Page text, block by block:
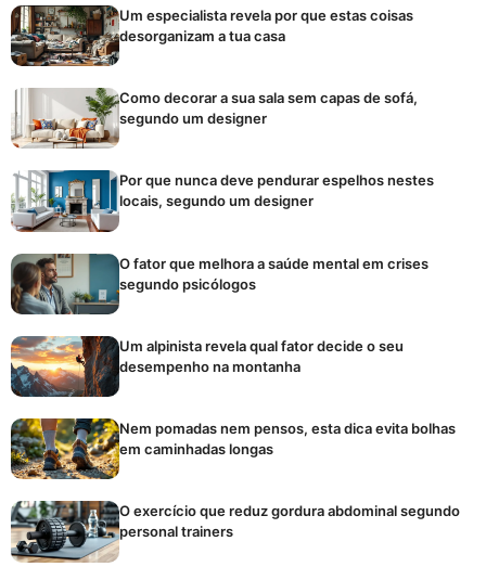
Um especialista revela por que estas coisas
desorganizam a tua casa
Como decorar a sua sala sem capas de sofá,
segundo um designer
Por que nunca deve pendurar espelhos nestes
locais, segundo um designer
O fator que melhora a saúde mental em crises
segundo psicólogos
Um alpinista revela qual fator decide o seu
desempenho na montanha
Nem pomadas nem pensos, esta dica evita bolhas
em caminhadas longas
O exercício que reduz gordura abdominal segundo
personal trainers